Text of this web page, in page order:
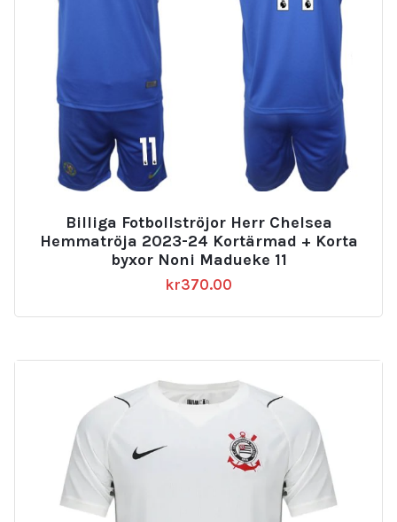
Billiga Fotbollströjor Herr Chelsea
Hemmatröja 2023-24 Kortärmad + Korta
byxor Noni Madueke 11
kr370.00